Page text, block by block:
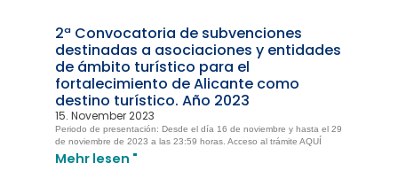
2ª Convocatoria de subvenciones
destinadas a asociaciones y entidades
de ámbito turístico para el
fortalecimiento de Alicante como
destino turístico. Año 2023
15. November 2023
Periodo de presentación: Desde el día 16 de noviembre y hasta el 29
de noviembre de 2023 a las 23:59 horas. Acceso al trámite AQUÍ
Mehr lesen "